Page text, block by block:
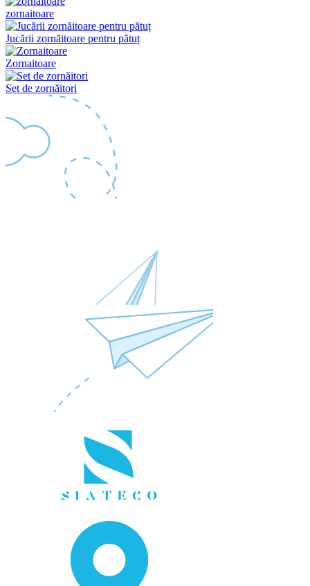
zornaitoare
Jucării zornăitoare pentru pătuț
Zornaitoare
Set de zornăitori